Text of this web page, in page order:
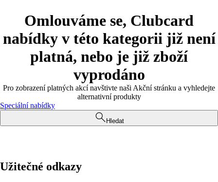
Omlouváme se, Clubcard
nabídky v této kategorii již není
platná, nebo je již zboží
vyprodáno
Pro zobrazení platných akcí navštivte naši Akční stránku a vyhledejte
alternativní produkty
Speciální nabídky
Hledat
Užitečné odkazy